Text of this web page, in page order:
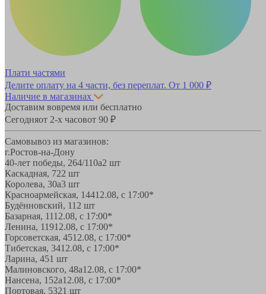
Плати частями
Делите оплату на 4 части, без переплат. От 1 000 ₽
Наличие в магазинах
Доставим вовремя или бесплатно
Сегодняот 2-х часовот 90 ₽
Самовывоз из магазинов:
г.Ростов-на-Дону
40-лет победы, 264/110а2 шт
Каскадная, 722 шт
Королева, 30а3 шт
Красноармейская, 14412.08, с 17:00*
Будённовский, 11 2 шт
Базарная, 1112.08, с 17:00*
Ленина, 11912.08, с 17:00*
Горсоветская, 4512.08, с 17:00*
Тибетская, 3412.08, с 17:00*
Ларина, 451 шт
Малиновского, 48а12.08, с 17:00*
Нансена, 152а12.08, с 17:00*
Портовая, 5321 шт